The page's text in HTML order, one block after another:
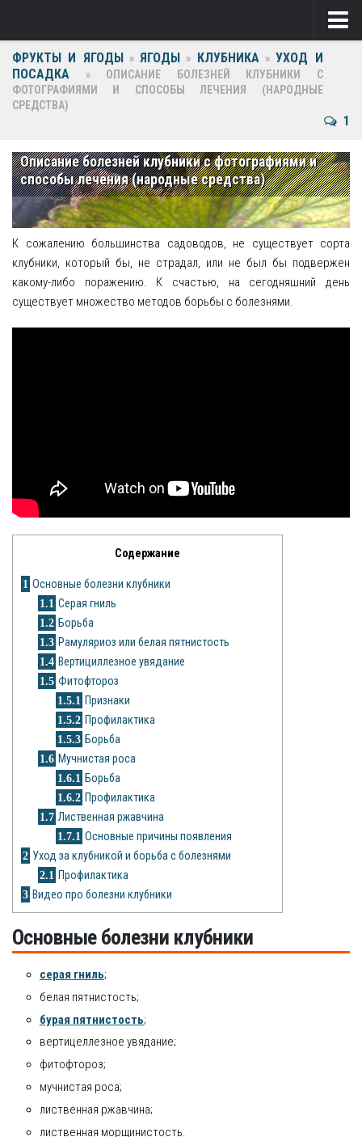
Ягоды
Виноград
Крыжовник
Малина
Фрукты
Груша
Слива
Орхидея
Замиокулькас
Петуния
Рецепты
О сайте
ФРУКТЫ И ЯГОДЫ » ЯГОДЫ » КЛУБНИКА » УХОД И
ПОСАДКА » ОПИСАНИЕ БОЛЕЗНЕЙ КЛУБНИКИ С
ФОТОГРАФИЯМИ И СПОСОБЫ ЛЕЧЕНИЯ (НАРОДНЫЕ
СРЕДСТВА)
1
Описание болезней клубники с фотографиями и
способы лечения (народные средства)
К сожалению большинства садоводов, не существует сорта
клубники, который бы, не страдал, или не был бы подвержен
какому-либо поражению. К счастью, на сегодняшний день
существует множество методов борьбы с болезнями.
Содержание
1 Основные болезни клубники
1.1 Серая гниль
1.2 Борьба
1.3 Рамуляриоз или белая пятнистость
1.4 Вертициллезное увядание
1.5 Фитофтороз
1.5.1 Признаки
1.5.2 Профилактика
1.5.3 Борьба
1.6 Мучнистая роса
1.6.1 Борьба
1.6.2 Профилактика
1.7 Лиственная ржавчина
1.7.1 Основные причины появления
2 Уход за клубникой и борьба с болезнями
2.1 Профилактика
3 Видео про болезни клубники
Основные болезни клубники
серая гниль;
белая пятнистость;
бурая пятнистость;
вертицеллезное увядание;
фитофтороз;
мучнистая роса;
лиственная ржавчина;
лиственная морщинистость.